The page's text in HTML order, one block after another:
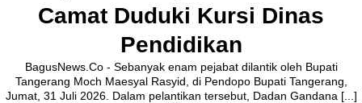
Camat Duduki Kursi Dinas
Pendidikan
BagusNews.Co - Sebanyak enam pejabat dilantik oleh Bupati
Tangerang Moch Maesyal Rasyid, di Pendopo Bupati Tangerang,
Jumat, 31 Juli 2026. Dalam pelantikan tersebut, Dadan Gandana [...]